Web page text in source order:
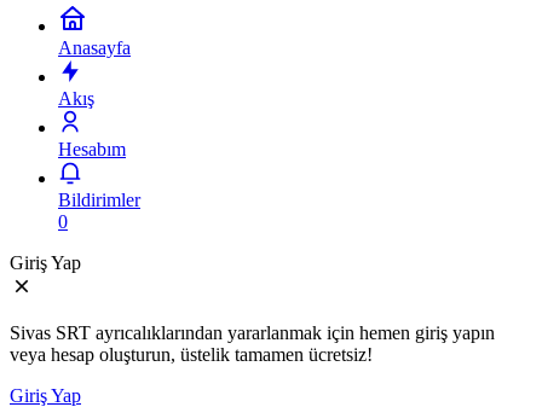
Anasayfa
Akış
Hesabım
Bildirimler
0
Giriş Yap
Sivas SRT ayrıcalıklarından yararlanmak için hemen giriş yapın
veya hesap oluşturun, üstelik tamamen ücretsiz!
Giriş Yap